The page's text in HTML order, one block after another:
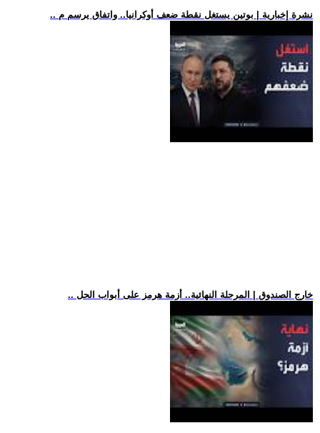
.. نشرة إخبارية | بوتين يستغل نقطة ضعف أوكرانيا.. واتفاق يرسم م
.. خارج الصندوق | المرحلة النهائية.. أزمة هرمز على أبواب الحل